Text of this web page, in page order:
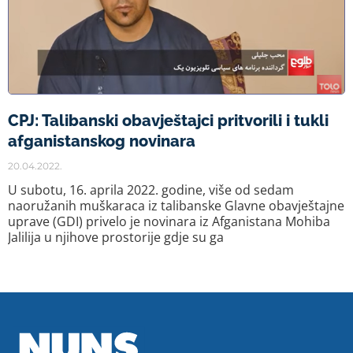
CPJ: Talibanski obavještajci pritvorili i tukli
afganistanskog novinara
20.04.2022.
U subotu, 16. aprila 2022. godine, više od sedam
naoružanih muškaraca iz talibanske Glavne obavještajne
uprave (GDI) privelo je novinara iz Afganistana Mohiba
Jalilija u njihove prostorije gdje su ga